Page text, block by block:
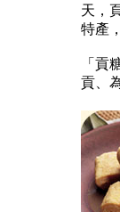
天，
特產
「貢
貢、